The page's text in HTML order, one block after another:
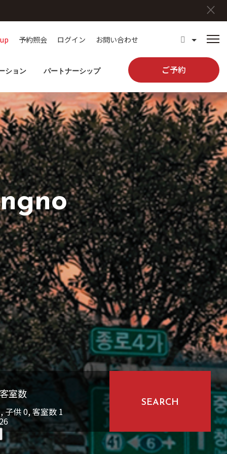
×
予約照会 ログイン お問い合わせ
ション パートナーシップ ご予約
室数
, 子供0, 客室数 1
SEARCH